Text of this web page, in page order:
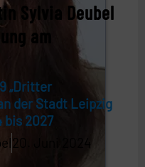
Sylvia Deubel
am
„Dritter
der Stadt Leipzig
bis 2027
20. Juni 2024